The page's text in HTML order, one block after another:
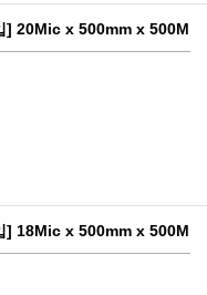
] 20Mic x 500mm x 500M
] 18Mic x 500mm x 500M